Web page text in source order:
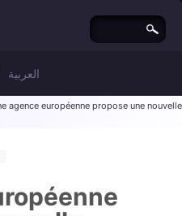
العربية
agence européenne propose une nouvelle